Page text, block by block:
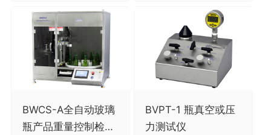
BWCS-A全自动玻璃
瓶产品重量控制检测
BVPT-1 瓶真空或压
力测试仪